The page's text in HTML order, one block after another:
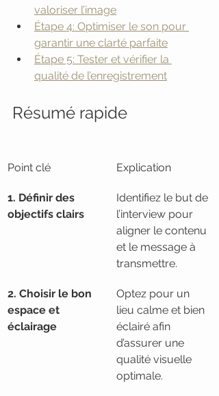
valoriser l’image
Étape 4: Optimiser le son pour
garantir une clarté parfaite
Étape 5: Tester et vérifier la
qualité de l’enregistrement
Résumé rapide
Point clé Explication
1. Définir des
objectifs clairs
Identifiez le but de
l’interview pour
aligner le contenu
et le message à
transmettre.
2. Choisir le bon
espace et
éclairage
Optez pour un
lieu calme et bien
éclairé afin
d’assurer une
qualité visuelle
optimale.